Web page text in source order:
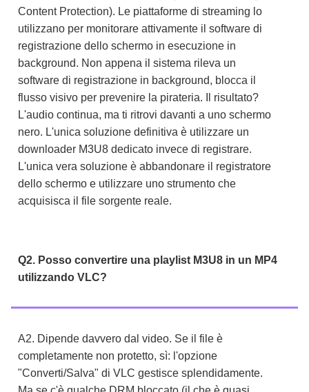
Content Protection). Le piattaforme di streaming lo
utilizzano per monitorare attivamente il software di
registrazione dello schermo in esecuzione in
background. Non appena il sistema rileva un
software di registrazione in background, blocca il
flusso visivo per prevenire la pirateria. Il risultato?
L'audio continua, ma ti ritrovi davanti a uno schermo
nero. L'unica soluzione definitiva è utilizzare un
downloader M3U8 dedicato invece di registrare.
L'unica vera soluzione è abbandonare il registratore
dello schermo e utilizzare uno strumento che
acquisisca il file sorgente reale.
Q2. Posso convertire una playlist M3U8 in un MP4
utilizzando VLC?
A2. Dipende davvero dal video. Se il file è
completamente non protetto, sì: l'opzione
"Converti/Salva" di VLC gestisce splendidamente.